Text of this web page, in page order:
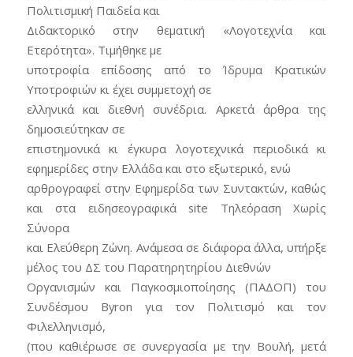
Πολιτισμική Παιδεία και
Διδακτορικό στην θεματική «Λογοτεχνία και
Ετερότητα». Τιμήθηκε με
υποτροφία επίδοσης από το Ίδρυμα Κρατικών
Υποτροφιών κι έχει συμμετοχή σε
ελληνικά και διεθνή συνέδρια. Αρκετά άρθρα της
δημοσιεύτηκαν σε
επιστημονικά κι έγκυρα λογοτεχνικά περιοδικά κι
εφημερίδες στην Ελλάδα και στο εξωτερικό, ενώ
αρθρογραφεί στην Εφημερίδα των Συντακτών, καθώς
και στα ειδησεογραφικά site Τηλεόραση Χωρίς
Σύνορα
και Ελεύθερη Ζώνη. Ανάμεσα σε διάφορα άλλα, υπήρξε
μέλος του ΔΣ του Παρατηρητηρίου Διεθνών
Οργανισμών και Παγκοσμιοποίησης (ΠΑΔΟΠ) του
Συνδέσμου Byron για τον Πολιτισμό και τον
Φιλελληνισμό,
(που καθιέρωσε σε συνεργασία με την Βουλή, μετά